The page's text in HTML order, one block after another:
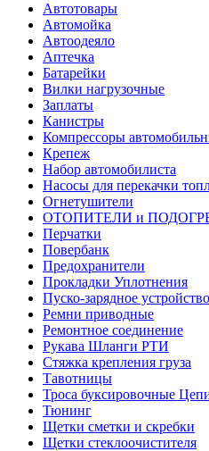
Автотовары
Автомойка
Автоодеяло
Аптечка
Батарейки
Вилки нагрузочные
Заплаты
Канистры
Компрессоры
Крепеж
Набор автомобилиста
Насосы для перекачки
Огнетушители
ОТОПИТЕЛИ и
Перчатки
Повербанк
Предохранители
Прокладки Уплотнения
Пуско-зарядное устройство
Ремни приводные
Ремонтное соединение
Рукава Шланги РТИ
Стяжка крепления груза
Тавотницы
Троса буксировочные
Тюнинг
Щетки сметки и скребки
Щетки стеклоочистителя